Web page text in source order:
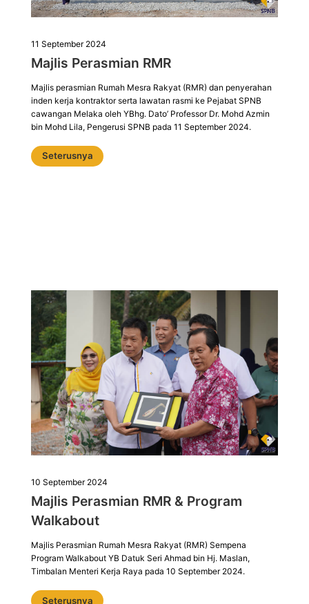
11 September 2024
Majlis Perasmian RMR
Majlis perasmian Rumah Mesra Rakyat (RMR) dan penyerahan
inden kerja kontraktor serta lawatan rasmi ke Pejabat SPNB
cawangan Melaka oleh YBhg. Dato’ Professor Dr. Mohd Azmin
bin Mohd Lila, Pengerusi SPNB pada 11 September 2024.
Seterusnya
10 September 2024
Majlis Perasmian RMR & Program
Walkabout
Majlis Perasmian Rumah Mesra Rakyat (RMR) Sempena
Program Walkabout YB Datuk Seri Ahmad bin Hj. Maslan,
Timbalan Menteri Kerja Raya pada 10 September 2024.
Seterusnya